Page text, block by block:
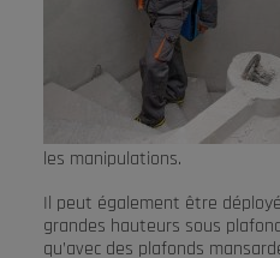
les manipulations.
Il peut également être
grandes hauteurs sous
qu’avec des plafonds